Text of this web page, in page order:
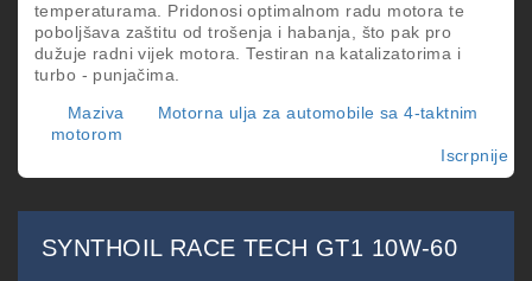
temperaturama. Pridonosi optimalnom radu motora te
poboljšava zaštitu od trošenja i habanja, što pak pro
dužuje radni vijek motora. Testiran na katalizatorima i
turbo - punjačima.
Maziva
Motorna ulja za automobile sa 4-taktnim
motorom
Iscrpnije
SYNTHOIL RACE TECH GT1 10W-60